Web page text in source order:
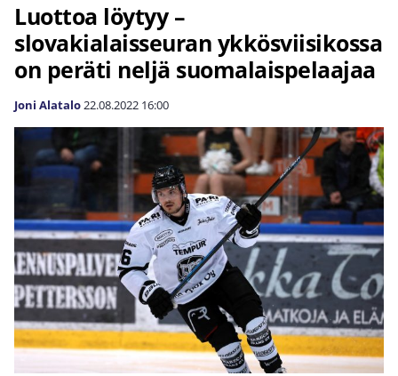
Luottoa löytyy –
slovakialaisseuran ykkösviisikossa
on peräti neljä suomalaispelaajaa
Joni Alatalo22.08.2022 16:00